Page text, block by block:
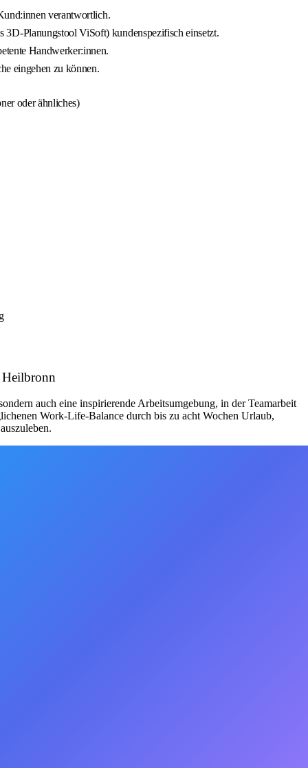
verantwortlich.
Planungstool ViSoft) kundenspezifisch einsetzt.
Handwerker:innen.
eingehen zu können.
oder ähnliches)
auch eine inspirierende Arbeitsumgebung, in der Teamarbeit
Work-Life-Balance durch bis zu acht Wochen Urlaub,